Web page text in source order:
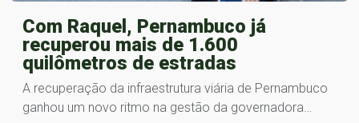
Com Raquel, Pernambuco já
recuperou mais de 1.600
quilômetros de estradas
A recuperação da infraestrutura viária de Pernambuco
ganhou um novo ritmo na gestão da governadora…